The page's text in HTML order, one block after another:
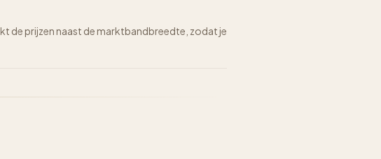
de prijzen naast de marktbandbreedte, zodat je